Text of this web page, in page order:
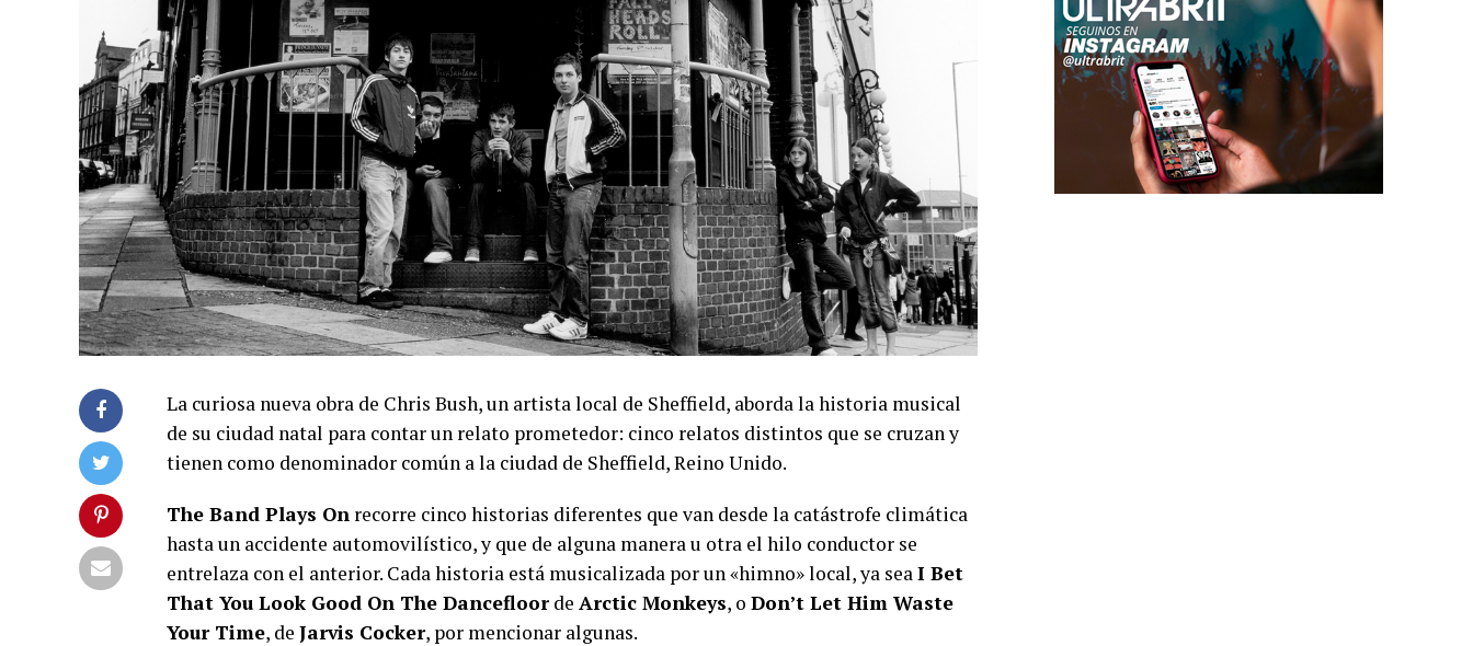
La curiosa nueva obra de Chris Bush, un artista local de Sheffield, aborda la historia musical
de su ciudad natal para contar un relato prometedor: cinco relatos distintos que se cruzan y
tienen como denominador común a la ciudad de Sheffield, Reino Unido.
The Band Plays On recorre cinco historias diferentes que van desde la catástrofe climática
hasta un accidente automovilístico, y que de alguna manera u otra el hilo conductor se
entrelaza con el anterior. Cada historia está musicalizada por un «himno» local, ya seaI Bet
That You Look Good On The Dancefloorde Arctic Monkeys, o Don’t Let Him Waste
Your Time, de Jarvis Cocker, por mencionar algunas.